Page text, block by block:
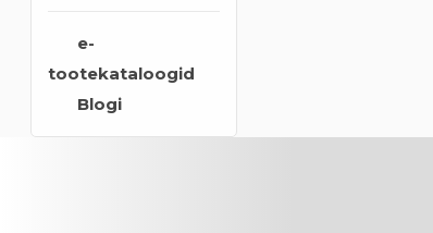
e-
tootekataloogid
Blogi